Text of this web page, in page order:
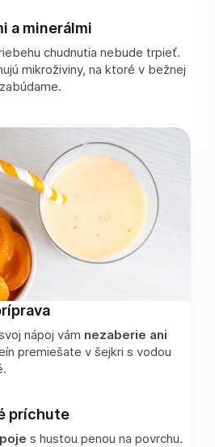
a minerálmi
chudnutia nebude trpieť.
mikroživiny, na ktoré v bežnej
nápoj vám nezaberie ani
premiešate v šejkri s vodou
príchute
s hustou penou na povrchu.